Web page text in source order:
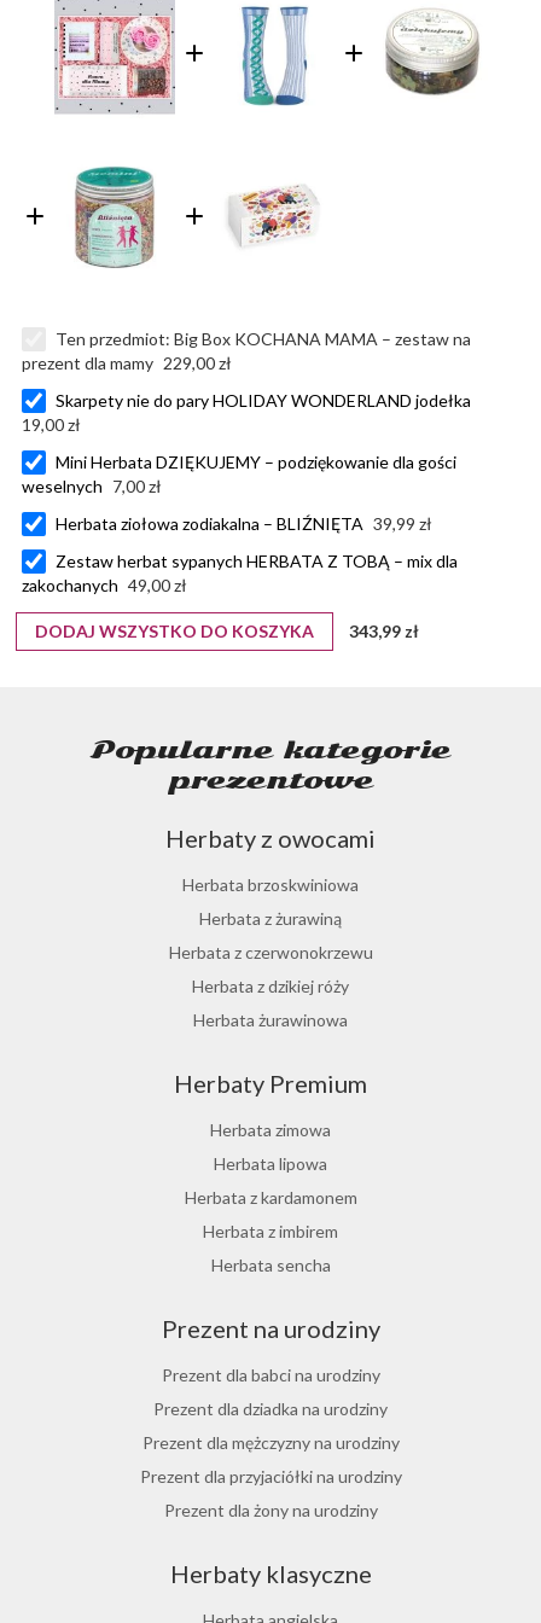
Ten przedmiot:Big Box KOCHANA MAMA – zestaw na
prezent dla mamy 229,00 zł
Skarpety nie do pary HOLIDAY WONDERLAND jodełka
19,00 zł
Mini Herbata DZIĘKUJEMY – podziękowanie dla gości
weselnych 7,00 zł
Herbata ziołowa zodiakalna – BLIŹNIĘTA 39,99 zł
Zestaw herbat sypanych HERBATA Z TOBĄ – mix dla
zakochanych 49,00 zł
DODAJ WSZYSTKO DO KOSZYKA 343,99 zł
Popularne kategorie
prezentowe
Herbaty z owocami
Herbata brzoskwiniowa
Herbata z żurawiną
Herbata z czerwonokrzewu
Herbata z dzikiej róży
Herbata żurawinowa
Ostrokrzew paragwajski
Hibiskus herbata
Herbata różana
Herbata z lukrecji
Herbata z rokitnika
Herbata jesienna
Herbaty Premium
Herbata zimowa
Herbata lipowa
Herbata z kardamonem
Herbata z imbirem
Herbata sencha
Herbata jaśminowa
Herbata jasminowa
Herbata rumiankowa
Koper włoski herbata
Herbata z goździkami
Herbata z cynamonem
Prezent na urodziny
Prezent dla babci na urodziny
Prezent dla dziadka na urodziny
Prezent dla mężczyzny na urodziny
Prezent dla przyjaciółki na urodziny
Prezent dla żony na urodziny
Prezent dla dziewczyny na urodziny
Prezent dla koleżanki na urodziny
Herbaty klasyczne